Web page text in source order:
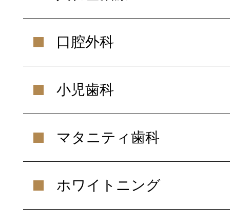
口腔外科
小児歯科
マタニティ歯科
ホワイトニング